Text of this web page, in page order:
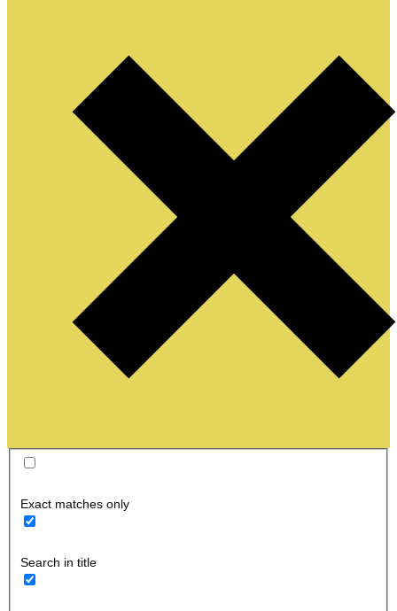
Exact matches only
Search in title